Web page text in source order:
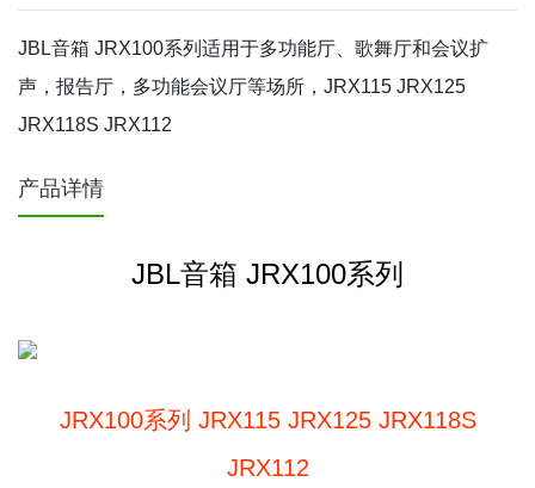
JBL音箱 JRX100系列适用于多功能厅、歌舞厅和会议扩
声，报告厅，多功能会议厅等场所，JRX115 JRX125
JRX118S JRX112
产品详情
JBL音箱 JRX100系列
JRX100系列 JRX115 JRX125 JRX118S
JRX112